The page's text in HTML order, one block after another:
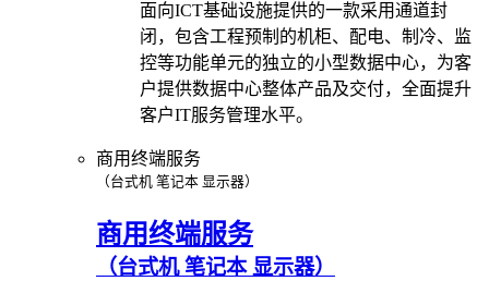
面向ICT基础设施提供的一款采用通道封
闭，包含工程预制的机柜、配电、制冷、监
控等功能单元的独立的小型数据中心，为客
户提供数据中心整体产品及交付，全面提升
客户IT服务管理水平。
商用终端服务
（台式机 笔记本 显示器）
商用终端服务
（台式机 笔记本 显示器）